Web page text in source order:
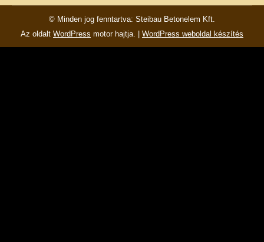
© Minden jog fenntartva: Steibau Betonelem Kft.
Az oldalt WordPress motor hajtja. | WordPress weboldal készítés